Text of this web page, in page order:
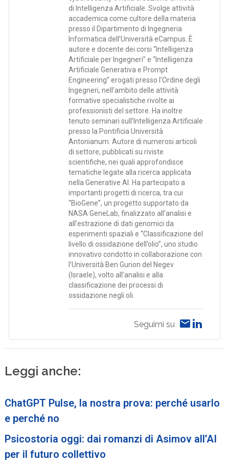
di Intelligenza Artificiale. Svolge attività
accademica come cultore della materia
presso il Dipartimento di Ingegneria
Informatica dell’Università eCampus. È
autore e docente dei corsi “Intelligenza
Artificiale per Ingegneri” e “Intelligenza
Artificiale Generativa e Prompt
Engineering” erogati presso l’Ordine degli
Ingegneri, nell’ambito delle attività
formative specialistiche rivolte ai
professionisti del settore. Ha inoltre
tenuto seminari sull’Intelligenza Artificiale
presso la Pontificia Università
Antonianum. Autore di numerosi articoli
di settore, pubblicati su riviste
scientifiche, nei quali approfondisce
tematiche legate alla ricerca applicata
nella Generative AI. Ha partecipato a
importanti progetti di ricerca, tra cui
“BioGene”, un progetto supportato da
NASA GeneLab, finalizzato all’analisi e
all’estrazione di dati genomici da
esperimenti spaziali e “Classificazione del
livello di ossidazione dell’olio”, uno studio
innovativo condotto in collaborazione con
l’Università Ben Gurion del Negev
(Israele), volto all’analisi e alla
classificazione dei processi di
ossidazione negli oli.
Seguimi su
Leggi anche:
ChatGPT Pulse, la nostra prova: perché usarlo
e perché no
Psicostoria oggi: dai romanzi di Asimov all’AI
per il futuro collettivo